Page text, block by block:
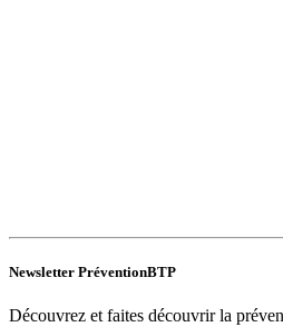
Newsletter PréventionBTP
Découvrez et faites découvrir la